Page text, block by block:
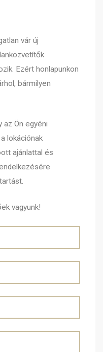
vár új
Ezért honlapunkon
bármilyen
az Ön egyéni
lokációnak
ajánlattal és
vagyunk!